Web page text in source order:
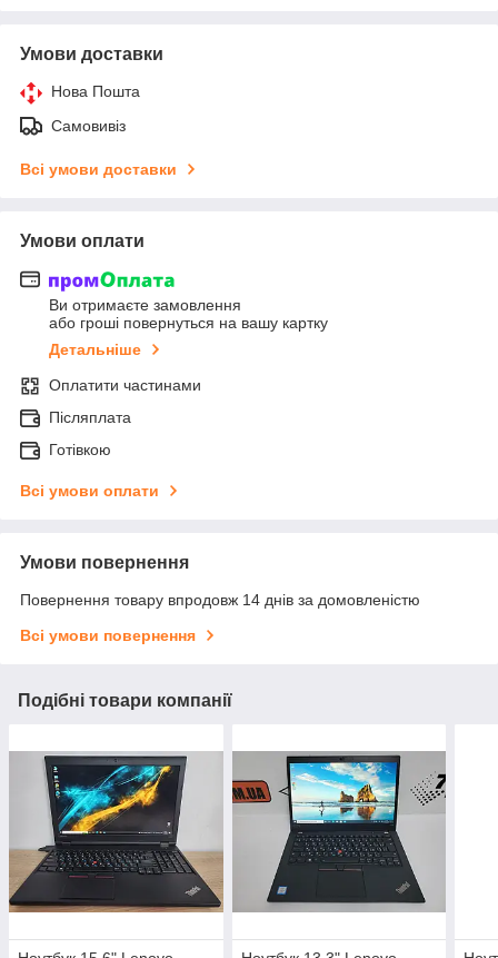
Умови доставки
Нова Пошта
Самовивіз
Всі умови доставки
Умови оплати
Ви отримаєте замовлення
або гроші повернуться на вашу картку
Детальніше
Оплатити частинами
Післяплата
Готівкою
Всі умови оплати
Умови повернення
Повернення товару впродовж 14 днів за домовленістю
Всі умови повернення
Подібні товари компанії